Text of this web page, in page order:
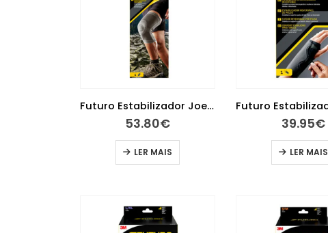
Futuro Estabilizador Joelho de Alta Performance XL
53.80€
LER MAIS
39.95€
LER MAIS